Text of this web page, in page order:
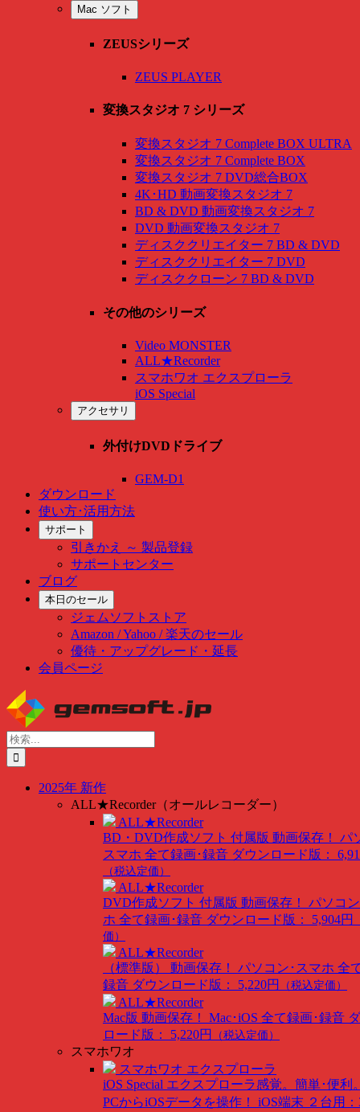
Mac ソフト
ZEUSシリーズ
ZEUS PLAYER
変換スタジオ 7 シリーズ
変換スタジオ 7 Complete BOX ULTRA
変換スタジオ 7 Complete BOX
変換スタジオ 7 DVD総合BOX
4K･HD 動画変換スタジオ 7
BD & DVD 動画変換スタジオ 7
DVD 動画変換スタジオ 7
ディスククリエイター 7 BD & DVD
ディスククリエイター 7 DVD
ディスククローン 7 BD & DVD
その他のシリーズ
Video MONSTER
ALL★Recorder
スマホワオ エクスプローラ
iOS Special
アクセサリ
外付けDVDドライブ
GEM-D1
ダウンロード
使い方･活用方法
サポート
引きかえ ～ 製品登録
サポートセンター
ブログ
本日のセール
ジェムソフトストア
Amazon / Yahoo / 楽天のセール
優待・アップグレード・延長
会員ページ
Skip
to
content
検
索
…
2025年 新作
ALL★Recorder（オールレコーダー）
ALL★Recorder
BD・DVD作成ソフト 付属版 動画保存！ パ
スマホ 全て録画･録音 ダウンロード版：
（税込定価）
ALL★Recorder
DVD作成ソフト 付属版 動画保存！ パソコ
ホ 全て録画･録音 ダウンロード版： 5,904円
価）
ALL★Recorder
（標準版） 動画保存！ パソコン･スマホ 全
録音 ダウンロード版： 5,220円 （税込定価）
ALL★Recorder
Mac版 動画保存！ Mac･iOS 全て録画･録音
ロード版： 5,220円
（税込定価）
スマホワオ
スマホワオ エクスプローラ
iOS Special エクスプローラ感覚。簡単･便利
PCからiOSデータを操作！ iOS端末 ２台用：